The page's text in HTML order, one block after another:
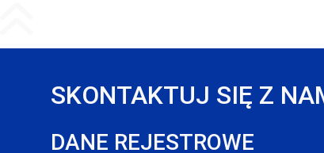
SKONTAKTUJ SIĘ Z
DANE REJESTROWE